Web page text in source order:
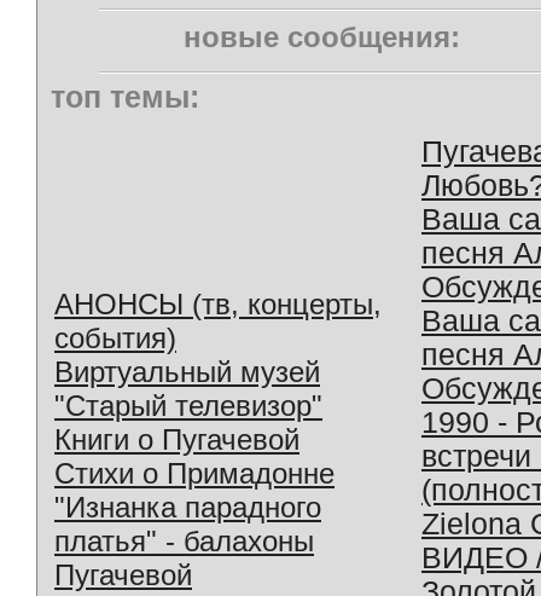
новые сообщения:
топ темы:
АНОНСЫ (тв, концерты,
события)
Виртуальный музей
"Старый телевизор"
Книги о Пугачевой
Стихи о Примадонне
"Изнанка парадного
платья" - балахоны
Пугачевой
Ваша
песня
Ваша
песня
1990 -
Zielona
ВИДЕО